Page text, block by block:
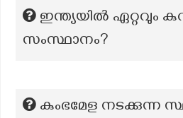
ഇന്ത്യയിൽ ഏറ്റവും
സംസ്ഥാനം?
കുംഭമേള നടക്കുന്ന